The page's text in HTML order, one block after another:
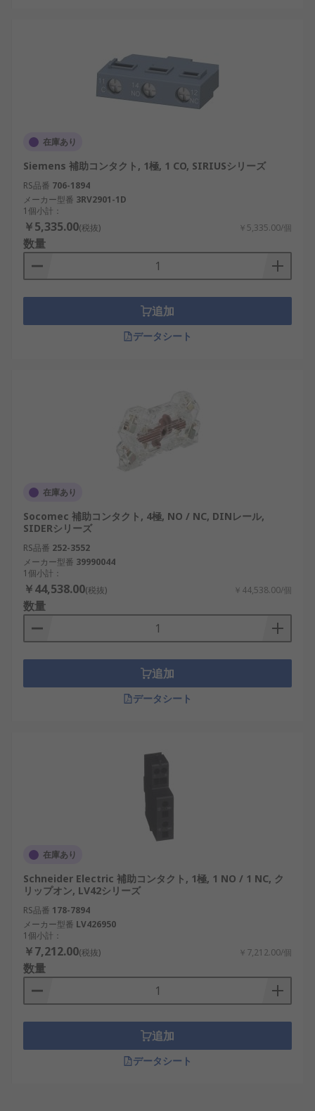
在庫あり
Siemens 補助コンタクト, 1極, 1 CO, SIRIUSシリーズ
RS品番 706-1894
メーカー型番 3RV2901-1D
1個小計：
￥5,335.00(税抜) ￥5,335.00/個
数量
追加
データシート
在庫あり
Socomec 補助コンタクト, 4極, NO / NC, DINレール,
SIDERシリーズ
RS品番 252-3552
メーカー型番 39990044
1個小計：
￥44,538.00(税抜) ￥44,538.00/個
数量
追加
データシート
在庫あり
Schneider Electric 補助コンタクト, 1極, 1 NO / 1 NC, ク
リップオン, LV42シリーズ
RS品番 178-7894
メーカー型番 LV426950
1個小計：
￥7,212.00(税抜) ￥7,212.00/個
数量
追加
データシート